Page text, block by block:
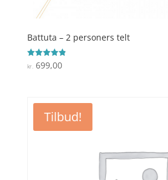
Battuta – 2 personers telt
Vurderet
4.9
kr. 699,00
Tilbud!